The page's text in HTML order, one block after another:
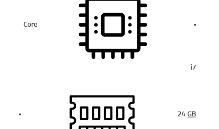
Core
i7
24GB